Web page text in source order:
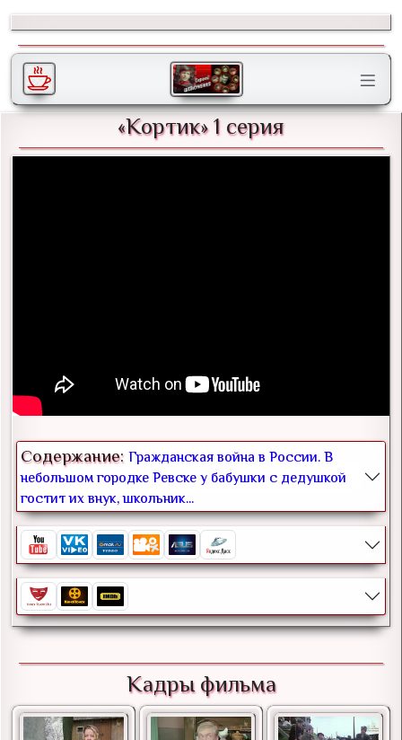
«Кортик» 1 серия
Содержание: Гражданская война в России. В
небольшом городке Ревске у бабушки с дедушкой
гостит их внук, школьник...
Кадры фильма